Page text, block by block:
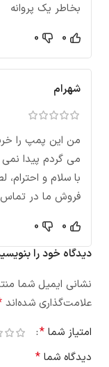
بخاطر یک پروانه
0
0
شهرام
من این پمپ را
می گردم پیدا نمی
با سلام و
فروش ما در تماس
0
0
دیدگاه خود را
نشانی ایمیل شما
علامت‌گذاری شده‌اند
امتیاز شما *
دیدگاه شما *